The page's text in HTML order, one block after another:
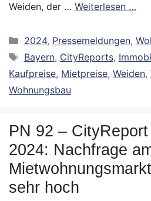
Weiden, der … Weiterlesen …
Kategorien
2024, Pressemeldungen,
Schlagwörter
Bayern, CityReports,
Kaufpreise, Mietpreise, Weiden,
Wohnungsbau
PN 92 –
2024: Nachfrage
sehr hoch